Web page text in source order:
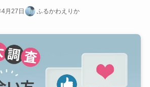
月27日 ふるかわえりか